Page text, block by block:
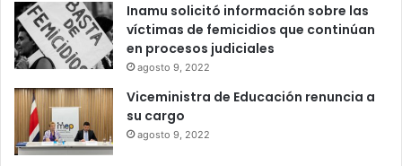
Inamu solicitó información sobre las
víctimas de femicidios que continúan
en procesos judiciales
agosto 9, 2022
Viceministra de Educación renuncia a
su cargo
agosto 9, 2022